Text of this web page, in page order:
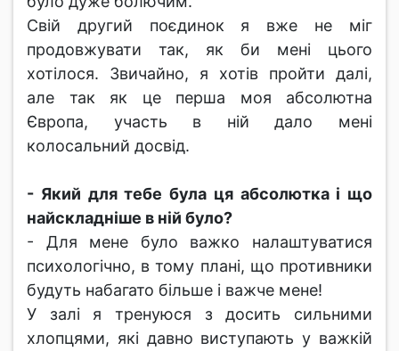
Свій другий поєдинок я вже не міг
продовжувати так, як би мені цього
хотілося. Звичайно, я хотів пройти далі,
але так як це перша моя абсолютна
Європа, участь в ній дало мені
колосальний досвід.
- Який для тебе була ця абсолютка і що
найскладніше в ній було?
- Для мене було важко налаштуватися
психологічно, в тому плані, що противники
будуть набагато більше і важче мене!
У залі я тренуюся з досить сильними
хлопцями, які давно виступають у важкій